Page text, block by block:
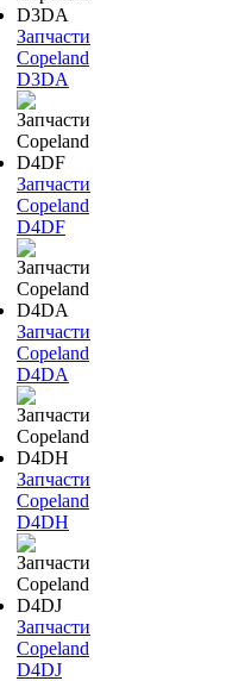
Запчасти
Copeland
D3DA
Запчасти
Copeland
D4DF
Запчасти
Copeland
D4DA
Запчасти
Copeland
D4DH
Запчасти
Copeland
D4DJ